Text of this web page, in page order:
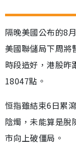
隔晚美國公布的8
美國聯儲局下周將
時段造好，港股昨
18047點。
恒指雖結束6日累
陰燭，未能算是脫
市向上破僵局。